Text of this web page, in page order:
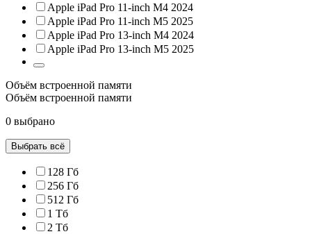
Apple iPad Pro 11-inch M4 2024
Apple iPad Pro 11-inch M5 2025
Apple iPad Pro 13-inch M4 2024
Apple iPad Pro 13-inch M5 2025
Объём встроенной памяти
Объём встроенной памяти
0 выбрано
Выбрать всё
128 Гб
256 Гб
512 Гб
1 Тб
2 Тб